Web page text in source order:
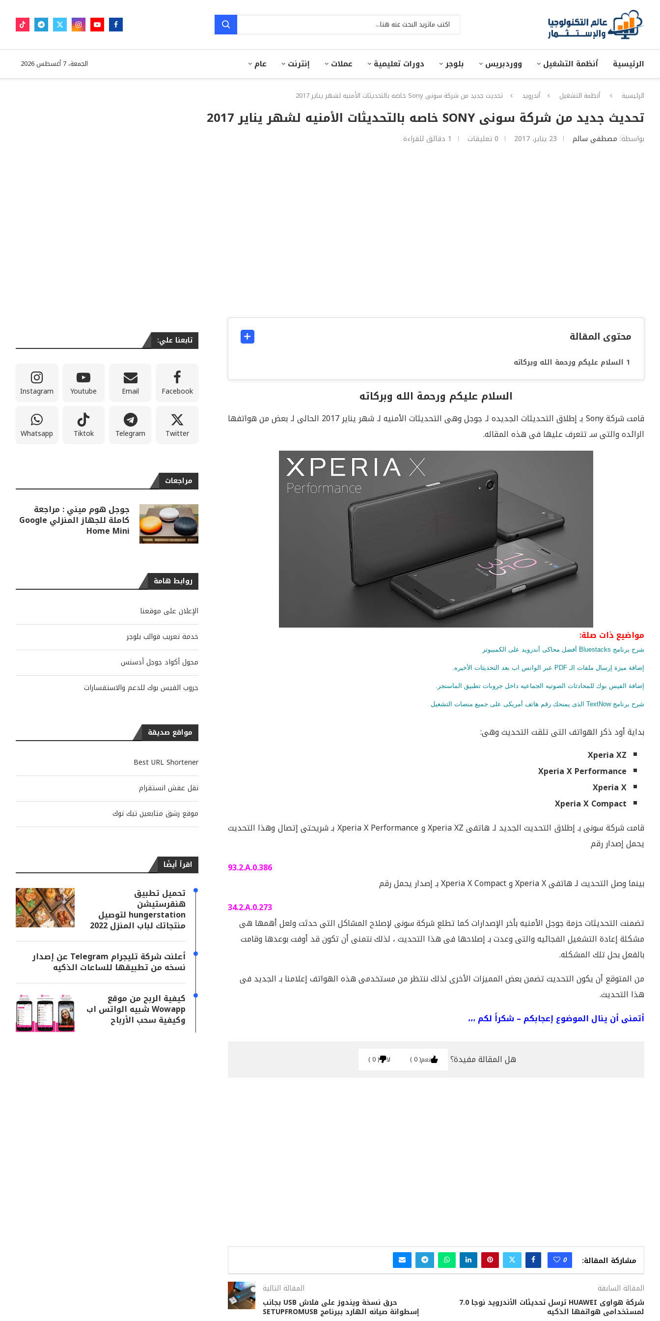
الرئيسية أنظمة التشغيل ووردبريس بلوجر دورات تعليمية عملات إنترنت عام الجمعة، 7 أغسطس 2026
الرئيسية أنظمة التشغيل أندرويد تحديث جديد من شركة سونى Sony خاصه بالتحديثات الأمنيه لشهر يناير 2017
تحديث جديد من شركة سونى SONY خاصه بالتحديثات الأمنيه لشهر يناير 2017
بواسطة: مصطفي سالم 23 يناير، 2017 0 تعليقات 1 دقائق للقراءة
محتوى المقالة
السلام عليكم ورحمة الله وبركاته
السلام عليكم ورحمة الله وبركاته
قامت شركة Sony بـ إطلاق التحديثات الجديده لـ جوجل وهى التحديثات الأمنيه لـ شهر يناير 2017 الحالى لـ بعض من هواتفها
الرائده والتى سـ تتعرف عليها فى هذه المقاله.
مواضيع ذات صلة:
شرح برنامج Bluestacks أفضل محاكى أندرويد على الكمبيوتر
إضافة ميزة إرسال ملفات الـ PDF عبر الواتس اب بعد التحديثات الأخيره.
إضافة الفيس بوك للمحادثات الصوتيه الجماعيه داخل جروبات تطبيق الماسنجر.
شرح برنامج TextNow الذى يمنحك رقم هاتف أمريكى على جميع منصات التشغيل
بداية أود ذكر الهواتف التى تلقت التحديث وهى:
Xperia XZ
Xperia X Performance
Xperia X
Xperia X Compact
قامت شركة سونى بـ إطلاق التحديث الجديد لـ هاتفى Xperia XZ و Xperia X Performance بـ شريحتى إتصال وهذا التحديث
يحمل إصدار رقم
93.2.A.0.386
بينما وصل التحديث لـ هاتفى Xperia X و Xperia X Compact بـ إصدار يحمل رقم
34.2.A.0.273
تضمنت التحديثات حزمة جوجل الأمنيه بأخر الإصدارات كما تطلع شركة سونى لإصلاح المشاكل التى حدثت ولعل أهمها هى
مشكلة إعادة التشغيل الفجائيه والتى وعدت بـ إصلاحها فى هذا التحديث ، لذلك نتمنى أن تكون قد أوفت بوعدها وقامت
بالفعل بحل تلك المشكله.
من المتوقع أن يكون التحديث تضمن بعض المميزات الأخرى لذلك ننتظر من مستخدمى هذه الهواتف إعلامنا بـ الجديد فى
هذا التحديث.
أتمنى أن ينال الموضوع إعجابكم – شكراً لكم ،،،
هل المقالة مفيدة؟ نعم 0 لا 0
مشاركة المقالة: 0
المقالة السابقة
شركة هواوى HUAWEI ترسل تحديثات الأندرويد نوجا 7.0
لمستخدامى هواتفها الذكيه
المقالة التالية
حرق نسخة ويندوز على فلاش USB بجانب
إسطوانة صيانه الهارد ببرنامج SETUPFROMUSB
تابعنا علي:
Facebook
Email
Youtube
Instagram
Twitter
Telegram
Tiktok
Whatsapp
مراجعات
جوجل هوم ميني : مراجعة
كاملة للجهاز المنزلي Google
Home Mini
روابط هامة
الإعلان على موقعنا
خدمة تعريب قوالب بلوجر
محول أكواد جوجل أدسنس
جروب الفيس بوك للدعم والاستفسارات
مواقع صديقة
Best URL Shortener
نقل عفش انستقرام
موقع رشق متابعين تيك توك
اقرأ أيضًا
تحميل تطبيق
هنقرستيشن
hungerstation لتوصيل
منتجاتك لباب المنزل 2022
أعلنت شركة تليجرام Telegram عن إصدار
نسخه من تطبيقها للساعات الذكيه
كيفية الربح من موقع
Wowapp شبيه الواتس اب
وكيفية سحب الأرباح